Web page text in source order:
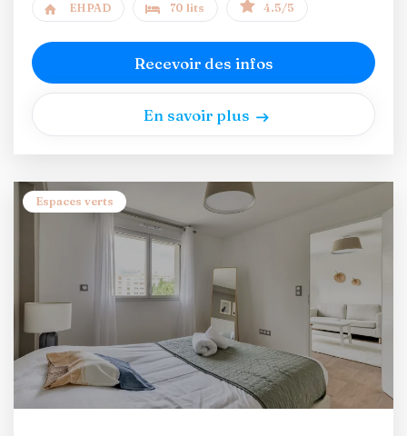
EHPAD 70 lits 4.5/5
Recevoir des infos
En savoir plus
Espaces verts